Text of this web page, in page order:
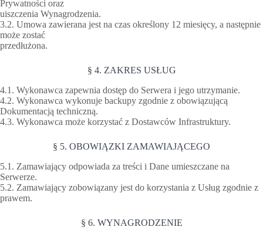
Prywatności oraz
uiszczenia Wynagrodzenia.
3.2. Umowa zawierana jest na czas określony 12 miesięcy, a następnie
może zostać
przedłużona.
§ 4. ZAKRES USŁUG
4.1. Wykonawca zapewnia dostęp do Serwera i jego utrzymanie.
4.2. Wykonawca wykonuje backupy zgodnie z obowiązującą
Dokumentacją techniczną.
4.3. Wykonawca może korzystać z Dostawców Infrastruktury.
§ 5. OBOWIĄZKI ZAMAWIAJĄCEGO
5.1. Zamawiający odpowiada za treści i Dane umieszczane na
Serwerze.
5.2. Zamawiający zobowiązany jest do korzystania z Usług zgodnie z
prawem.
§ 6. WYNAGRODZENIE